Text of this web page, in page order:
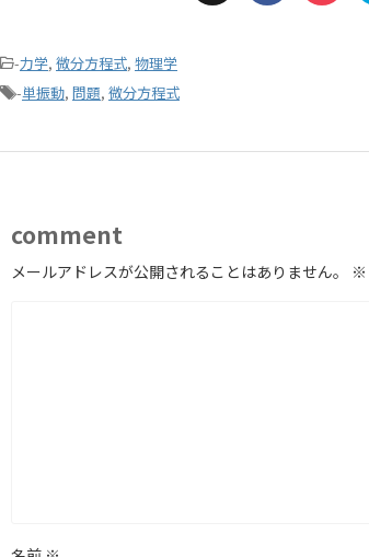
-力学, 微分方程式, 物理学
-単振動, 問題, 微分方程式
comment
メールアドレスが公開されることはありません。 ※